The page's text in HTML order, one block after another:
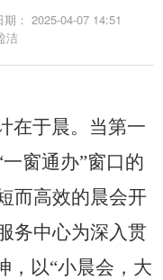
期： 2025-04-07 14:51
洁
在于晨。当第一
窗通办”窗口的
而高效的晨会开
务中心为深入贯
，以“小晨会，大